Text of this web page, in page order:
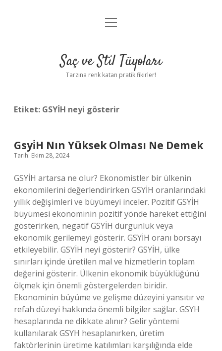
Anasayfa
Yasal Uyarı
menüyü
Saç ve Stil Tüyoları
Tarzına renk katan pratik fikirler!
Etiket: GSYİH neyi gösterir
Gsyi̇H Nın Yüksek Olması Ne Demek
Tarih: Ekim 28, 2024
GSYİH artarsa ne olur? Ekonomistler bir ülkenin
ekonomilerini değerlendirirken GSYİH oranlarındaki
yıllık değişimleri ve büyümeyi inceler. Pozitif GSYİH
büyümesi ekonominin pozitif yönde hareket ettiğini
gösterirken, negatif GSYİH durgunluk veya
ekonomik gerilemeyi gösterir. GSYİH oranı borsayı
etkileyebilir. GSYİH neyi gösterir? GSYİH, ülke
sınırları içinde üretilen mal ve hizmetlerin toplam
değerini gösterir. Ülkenin ekonomik büyüklüğünü
ölçmek için önemli göstergelerden biridir.
Ekonominin büyüme ve gelişme düzeyini yansıtır ve
refah düzeyi hakkında önemli bilgiler sağlar. GSYH
hesaplarında ne dikkate alınır? Gelir yöntemi
kullanılarak GSYH hesaplanırken, üretim
faktörlerinin üretime katılımları karşılığında elde